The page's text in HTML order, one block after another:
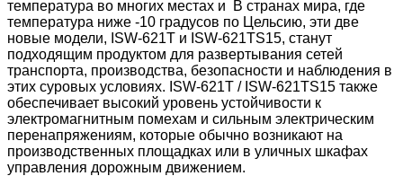
температура во многих местах и ​​ В странах мира, где
температура ниже -10 градусов по Цельсию, эти две
новые модели, ISW-621T и ISW-621TS15, станут
подходящим продуктом для развертывания сетей
транспорта, производства, безопасности и наблюдения в
этих суровых условиях. ISW-621T / ISW-621TS15 также
обеспечивает высокий уровень устойчивости к
электромагнитным помехам и сильным электрическим
перенапряжениям, которые обычно возникают на
производственных площадках или в уличных шкафах
управления дорожным движением.